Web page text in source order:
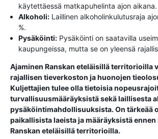
käytettäessä matkapuhelinta ajon aikana.
Alkoholi: Laillinen alkoholinkulutusraja
%.
Pysäköinti: Pysäköinti on saatavilla
kaupungeissa, mutta se on yleensä
Ajaminen Ranskan eteläisillä territorioilla
rajallisen tieverkoston ja huonojen
Kuljettajien tulee olla tietoisia
turvallisuusmääräyksistä sekä laillisesta
pysäköintimahdollisuuksista. On tärkeää
paikallisista laeista ja määräyksistä ennen
Ranskan eteläisillä territorioilla.